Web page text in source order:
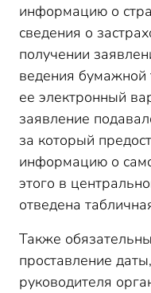
информацию о
сведения о
получении
ведения бумажной
ее электронный
заявление
за который
информацию о
этого в
отведена
Также
проставление
руководителя